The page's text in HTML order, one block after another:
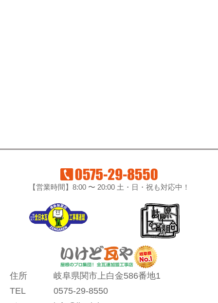
【営業時間】8:00 〜 20:00 土・日・祝も対応中！
住所
岐阜県関市上白金586番地1
TEL
0575-29-8550